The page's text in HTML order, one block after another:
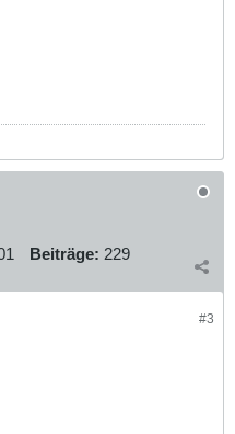
Beiträge: 229
#3